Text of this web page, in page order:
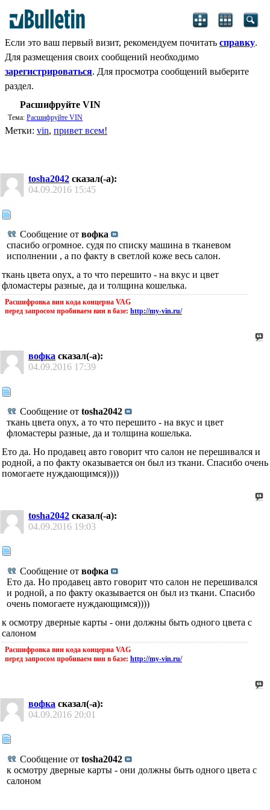
Если это ваш первый визит, рекомендуем почитать справку.
Для размещения своих сообщений необходимо
зарегистрироваться. Для просмотра сообщений выберите
раздел.
Расшифруйте VIN
Тема: Расшифруйте VIN
Метки: vin, привет всем!
tosha2042 сказал(-а):
04.09.2016 15:45
Сообщение от вофка
спасибо огромное. судя по списку машина в тканевом
исполнении , а по факту в светлой коже весь салон.
ткань цвета onyx, а то что перешито - на вкус и цвет
фломастеры разные, да и толщина кошелька.
Расшифровка вин кода концерна VAG
перед запросом пробиваем вин в базе: http://my-vin.ru/
вофка сказал(-а):
04.09.2016 17:39
Сообщение от tosha2042
ткань цвета onyx, а то что перешито - на вкус и цвет
фломастеры разные, да и толщина кошелька.
Ето да. Но продавец авто говорит что салон не перешивался и
родной, а по факту оказывается он был из ткани. Спасибо очень
помогаете нуждающимся))))
tosha2042 сказал(-а):
04.09.2016 19:03
Сообщение от вофка
Ето да. Но продавец авто говорит что салон не перешивался
и родной, а по факту оказывается он был из ткани. Спасибо
очень помогаете нуждающимся))))
к осмотру дверные карты - они должны быть одного цвета с
салоном
Расшифровка вин кода концерна VAG
перед запросом пробиваем вин в базе: http://my-vin.ru/
вофка сказал(-а):
04.09.2016 20:01
Сообщение от tosha2042
к осмотру дверные карты - они должны быть одного цвета с
салоном